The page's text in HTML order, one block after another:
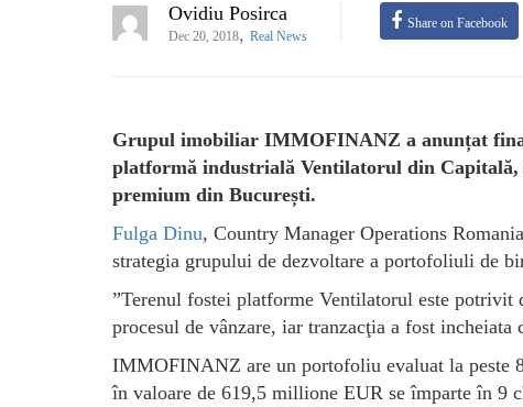
Ovidiu Posirca
Dec 20, 2018, Real News
Share on Facebook
Grupul imobiliar IMMOFINANZ a anunțat
platformă industrială Ventilatorul din
premium din București.
Fulga Dinu, Country Manager Operations
strategia grupului de dezvoltare a portofoliuli de
”Terenul fostei platforme Ventilatorul este
procesul de vânzare, iar tranzacţia a fost
IMMOFINANZ are un portofoliu evaluat la peste
în valoare de 619,5 millione EUR se împarte în